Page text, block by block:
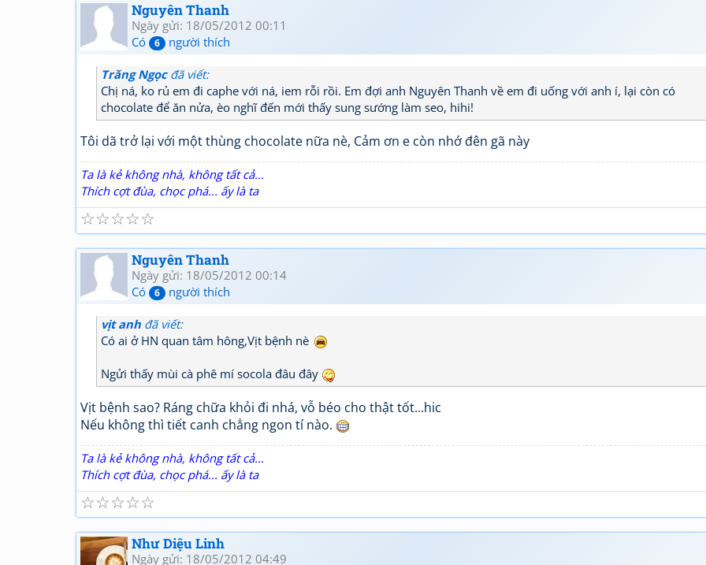
Nguyên Thanh
Ngày gửi: 18/05/2012 00:11
Có
6 người thích
Trăng Ngọcđã viết:
Chị ná, ko rủ em đi caphe với ná, iem rỗi rồi. Em đợi anh Nguyên Thanh về em đi uống với anh í, lại còn có
chocolate để ăn nửa, èo nghĩ đến mới thấy sung sướng làm seo, hihi!
Tôi dã trở lại với một thùng chocolate nữa nè, Cảm ơn e còn nhớ đên gã này
Ta là kẻ không nhà, không tất cả...
Thích cợt đùa, chọc phá... ấy là ta
☆
☆
☆
☆
☆
Nguyên Thanh
Ngày gửi: 18/05/2012 00:14
Có
6 người thích
vịt anh đã viết:
Có ai ở HN quan tâm hông,Vịt bệnh nè
Ngửi thấy mùi cà phê mí socola đâu đây
Vịt bệnh sao? Ráng chữa khỏi đi nhá, vỗ béo cho thật tốt...hic
Nếu không thì tiết canh chẳng ngon tí nào.
Ta là kẻ không nhà, không tất cả...
Thích cợt đùa, chọc phá... ấy là ta
☆
☆
☆
☆
☆
Như Diệu Linh
Ngày gửi: 18/05/2012 04:49